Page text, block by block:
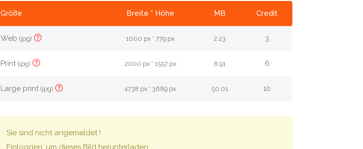
Größe Breite * Höhe MB Credit
Web(jpg) 1000 px * 779 px 2.23 3
Print(jpg) 2000 px * 1557 px 8.91 6
Large print(jpg) 4738 px * 3689 px 50.01 10
Sie sind nicht angemeldet !
Einloggen, um dieses Bild herunterladen.